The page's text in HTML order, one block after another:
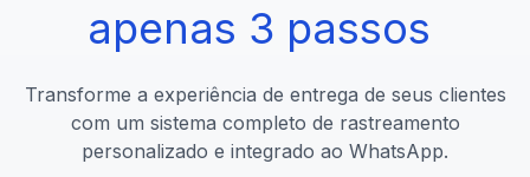
apenas 3 passos
Transforme a experiência de entrega de seus clientes
com um sistema completo de rastreamento
personalizado e integrado ao WhatsApp.